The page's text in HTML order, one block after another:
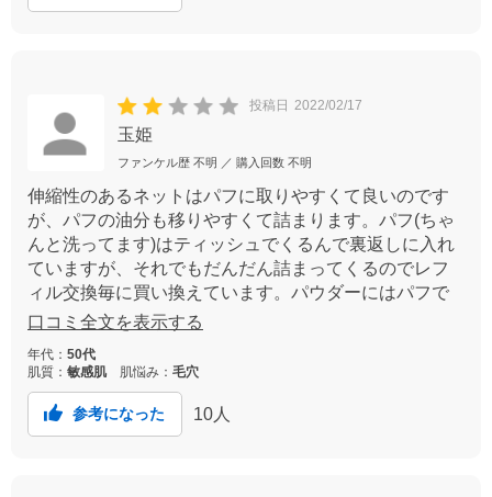
投稿日 2022/02/17
玉姫
ファンケル歴 不明 ／ 購入回数 不明
伸縮性のあるネットはパフに取りやすくて良いのです
が、パフの油分も移りやすくて詰まります。パフ(ちゃ
んと洗ってます)はティッシュでくるんで裏返しに入れ
ていますが、それでもだんだん詰まってくるのでレフ
ィル交換毎に買い換えています。パウダーにはパフで
はなく中蓋をつけてもらいたいです。どちらか選べる
口コミ全文を表示する
年代： 50代
肌質： 敏感肌 肌悩み： 毛穴
参考になった 10 人